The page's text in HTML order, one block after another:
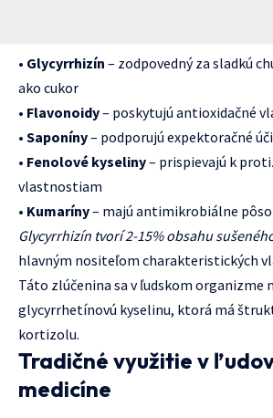
• Glycyrrhizín – zodpovedný za sladkú
ako cukor
• Flavonoidy– poskytujú antioxidačné
• Saponíny– podporujú expektoračné
• Fenolové kyseliny– prispievajú k
vlastnostiam
• Kumaríny– majú antimikrobiálne
Glycyrrhizín tvorí 2-15% obsahu
hlavným nositeľom charakteristických
Táto zlúčenina sa v ľudskom organizme
glycyrrhetínovú kyselinu, ktorá má
kortizolu.
Tradičné využitie v
medicíne